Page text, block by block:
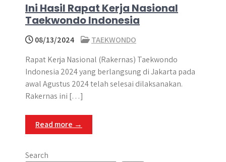
Ini Hasil Rapat Kerja Nasional
Taekwondo Indonesia
08/13/2024
TAEKWONDO
Rapat Kerja Nasional (Rakernas) Taekwondo
Indonesia 2024 yang berlangsung di Jakarta pada
awal Agustus 2024 telah selesai dilaksanakan.
Rakernas ini […]
Read more →
Search